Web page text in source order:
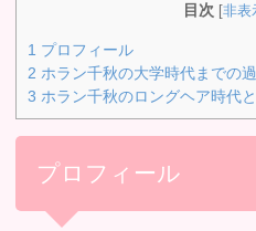
目次 [非表
1 プロフィール
2 ホラン千秋の大学時代までの
3 ホラン千秋のロングヘア時代
プロフィール